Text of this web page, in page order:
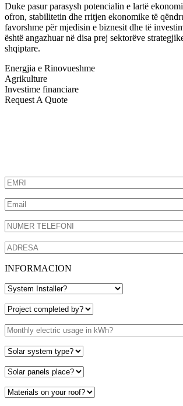
Duke pasur parasysh potencialin e lartë
ofron, stabilitetin dhe rritjen ekonomike të
favorshme për mjedisin e biznesit dhe të
është angazhuar në disa prej sektorëve
shqiptare.
Energjia e Rinovueshme
Agrikulture
Investime financiare
Request A Quote
INFORMACION